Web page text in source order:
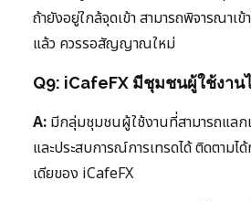
ถ้ายังอยู่ใกล้จุดเข้า สามารถพิจารณาเข้
แล้ว ควรรอสัญญาณใหม่
Q9: iCafeFX มีชุมชนผู้ใช้งาน
A: มีกลุ่มชุมชนผู้ใช้งานที่สามารถแลก
และประสบการณ์การเทรดได้ ติดตามไ
เดียของ iCafeFX